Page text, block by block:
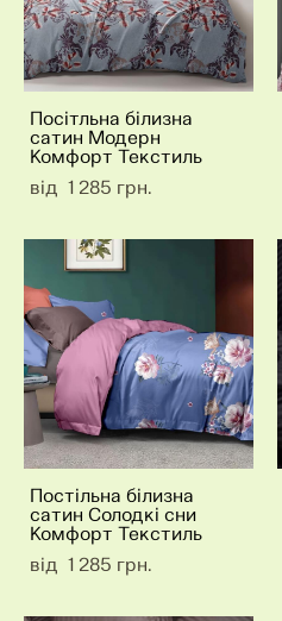
Посітльна білизна
сатин Модерн
Комфорт Текстиль
від 1 285 грн.
Постільна білизна
сатин Солодкі сни
Комфорт Текстиль
від 1 285 грн.